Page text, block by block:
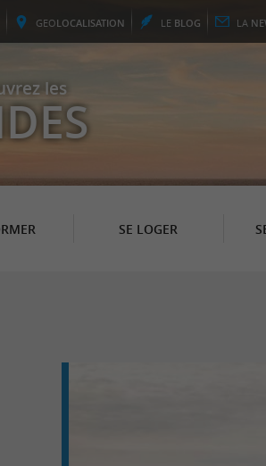
GEOLOCALISATION LE BLOG LA
les
SE LOGER